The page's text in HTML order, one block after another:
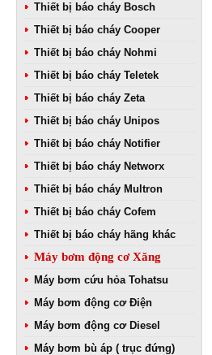
Thiết bị báo cháy Bosch
Thiết bị báo cháy Cooper
Thiết bị báo cháy Nohmi
Thiết bị báo cháy Teletek
Thiết bị báo cháy Zeta
Thiết bị báo cháy Unipos
Thiết bị báo cháy Notifier
Thiết bị báo cháy Networx
Thiết bị báo cháy Multron
Thiết bị báo cháy Cofem
Thiết bị báo cháy hãng khác
Máy bơm động cơ Xăng
Máy bơm cứu hỏa Tohatsu
Máy bơm động cơ Điện
Máy bơm động cơ Diesel
Máy bơm bù áp ( trục đứng)